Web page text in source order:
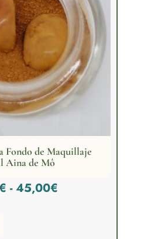
Fondo de Maquillaje
Aina de Mô
- 45,00€